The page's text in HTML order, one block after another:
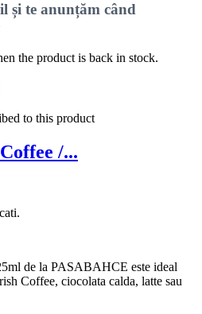
și te anunțăm când
the product is back in stock.
to this product
/...
de la PASABAHCE este ideal
Coffee, ciocolata calda, latte sau